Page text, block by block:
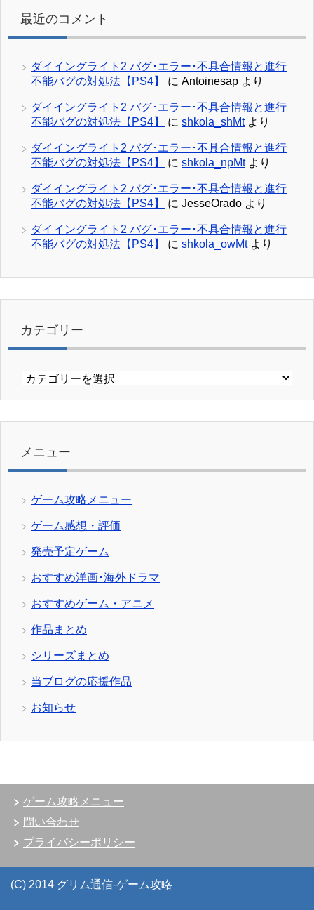
最近のコメント
ダイイングライト2 バグ･エラー･不具合情報と進行
不能バグの対処法【PS4】
に Antoinesap より
ダイイングライト2 バグ･エラー･不具合情報と進行
不能バグの対処法【PS4】
に shkola_shMtより
ダイイングライト2 バグ･エラー･不具合情報と進行
不能バグの対処法【PS4】
に shkola_npMtより
ダイイングライト2 バグ･エラー･不具合情報と進行
不能バグの対処法【PS4】
に JesseOrado より
ダイイングライト2 バグ･エラー･不具合情報と進行
不能バグの対処法【PS4】
に shkola_owMtより
カテゴリー
カ
リ
メニュー
ゲーム攻略メニュー
ゲーム感想・評価
発売予定ゲーム
おすすめ洋画･海外ドラマ
おすすめゲーム・アニメ
作品まとめ
シリーズまとめ
当ブログの応援作品
お知らせ
ゲーム攻略メニュー
問い合わせ
プライバシーポリシー
(C) 2014 グリム通信-ゲーム攻略